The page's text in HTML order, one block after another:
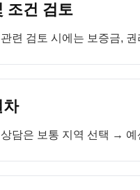
조건 검토
련 검토 시에는 보증금,
차
담은 보통 지역 선택 →